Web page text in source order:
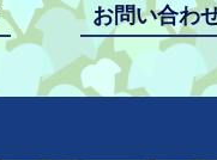
お問い合わ